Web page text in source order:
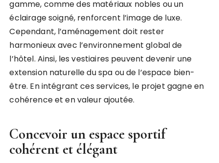
gamme, comme des matériaux nobles ou un
éclairage soigné, renforcent l’image de luxe.
Cependant, l’aménagement doit rester
harmonieux avec l’environnement global de
l’hôtel. Ainsi, les vestiaires peuvent devenir une
extension naturelle du spa ou de l’espace bien-
être. En intégrant ces services, le projet gagne en
cohérence et en valeur ajoutée.
Concevoir un espace sportif
cohérent et élégant